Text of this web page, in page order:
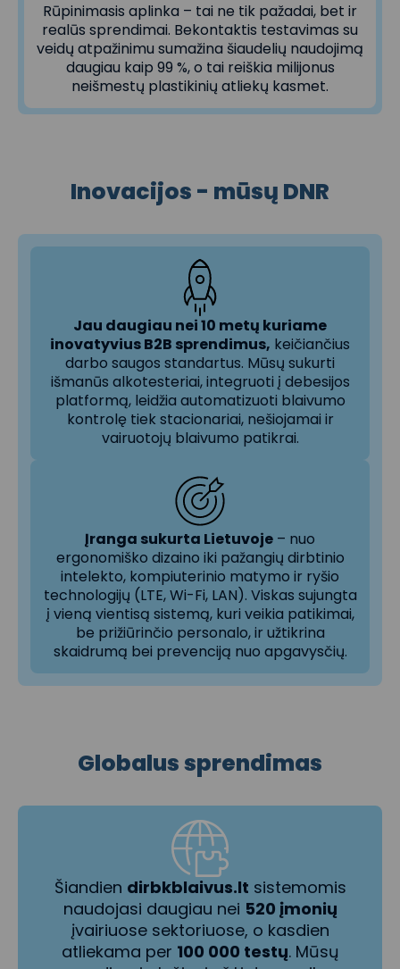
Rūpinimasis aplinka – tai ne tik pažadai, bet ir
realūs sprendimai. Bekontaktis testavimas su
veidų atpažinimu sumažina šiaudelių naudojimą
daugiau kaip 99 %, o tai reiškia milijonus
neišmestų plastikinių atliekų kasmet.
Inovacijos - mūsų DNR
Jau daugiau nei 10 metų kuriame
inovatyvius B2B sprendimus, keičiančius
darbo saugos standartus. Mūsų sukurti
išmanūs alkotesteriai, integruoti į debesijos
platformą, leidžia automatizuoti blaivumo
kontrolę tiek stacionariai, nešiojamai ir
vairuotojų blaivumo patikrai.
Įranga sukurta Lietuvoje – nuo
ergonomiško dizaino iki pažangių dirbtinio
intelekto, kompiuterinio matymo ir ryšio
technologijų (LTE, Wi-Fi, LAN). Viskas sujungta
į vieną vientisą sistemą, kuri veikia patikimai,
be prižiūrinčio personalo, ir užtikrina
skaidrumą bei prevenciją nuo apgavysčių.
Globalus sprendimas
Šiandien dirbkblaivus.lt sistemomis
naudojasi daugiau nei 520 įmonių
įvairiuose sektoriuose, o kasdien
atliekama per 100 000 testų. Mūsų